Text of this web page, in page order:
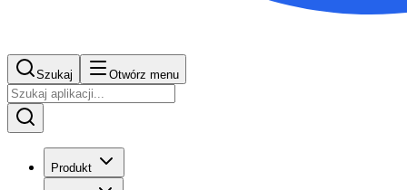
Szukaj Otwórz menu
Produkt